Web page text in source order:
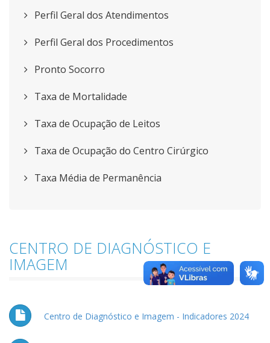
Perfil Geral dos Atendimentos
Perfil Geral dos Procedimentos
Pronto Socorro
Taxa de Mortalidade
Taxa de Ocupação de Leitos
Taxa de Ocupação do Centro Cirúrgico
Taxa Média de Permanência
CENTRO DE DIAGNÓSTICO E
IMAGEM
Centro de Diagnóstico e Imagem - Indicadores 2024